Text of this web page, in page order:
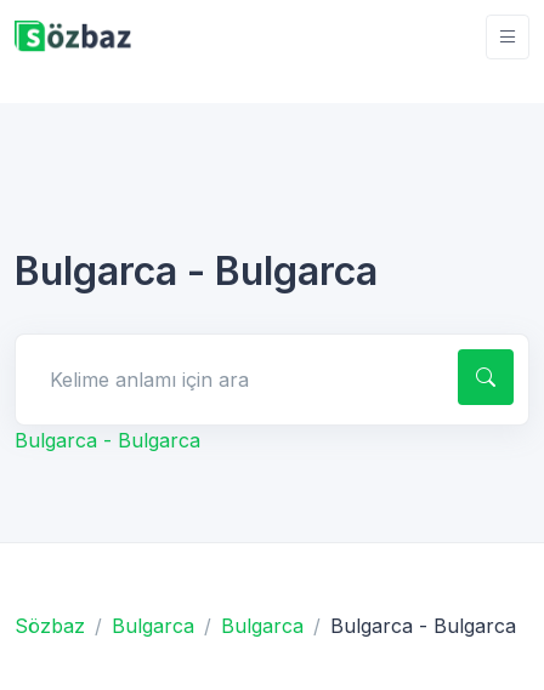
Bulgarca - Bulgarca
Bulgarca - Bulgarca
Sözbaz Bulgarca Bulgarca Bulgarca - Bulgarca